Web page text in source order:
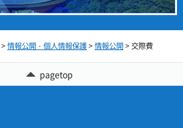
>情報公開・個人情報保護>情報公開> 交際費
pagetop